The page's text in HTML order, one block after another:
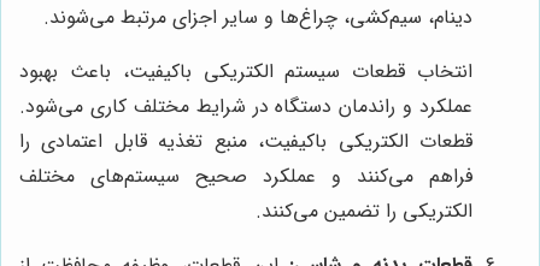
دینام، سیم‌کشی، چراغ‌ها و سایر اجزای مرتبط می‌شوند.
انتخاب قطعات سیستم الکتریکی باکیفیت، باعث بهبود
عملکرد و راندمان دستگاه در شرایط مختلف کاری می‌شود.
قطعات الکتریکی باکیفیت، منبع تغذیه قابل اعتمادی را
فراهم می‌کنند و عملکرد صحیح سیستم‌های مختلف
الکتریکی را تضمین می‌کنند.